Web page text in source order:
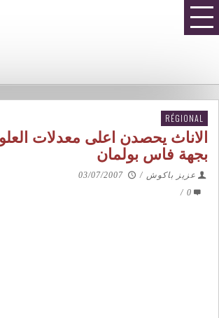
RÉGIONAL
الاناث يحصدن اعلى معدلات
بجهة فاس بولمان
عزيز باكوش /
03/07/2007
0
/